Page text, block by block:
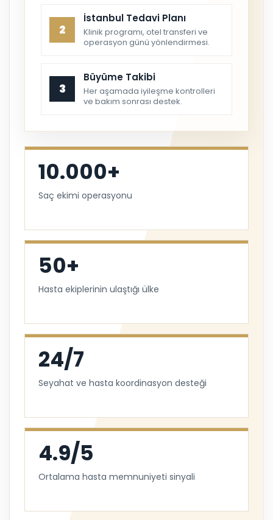
2
İstanbul Tedavi Planı
Klinik programı, otel transferi ve
operasyon günü yönlendirmesi.
3
Büyüme Takibi
Her aşamada iyileşme kontrolleri
ve bakım sonrası destek.
10.000+
Saç ekimi operasyonu
50+
Hasta ekiplerinin ulaştığı ülke
24/7
Seyahat ve hasta koordinasyon desteği
4.9/5
Ortalama hasta memnuniyeti sinyali